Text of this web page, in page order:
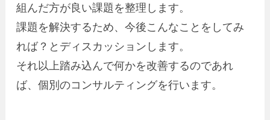
組んだ方が良い課題を整理します。
課題を解決するため、今後こんなことをしてみ
れば？とディスカッションします。
それ以上踏み込んで何かを改善するのであれ
ば、個別のコンサルティングを行います。